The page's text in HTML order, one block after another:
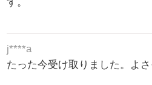
j****a
たった今受け取りました。よさ